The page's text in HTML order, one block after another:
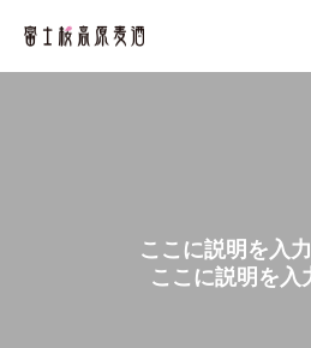
こ こ に説明 を入力
ここに説明を入力